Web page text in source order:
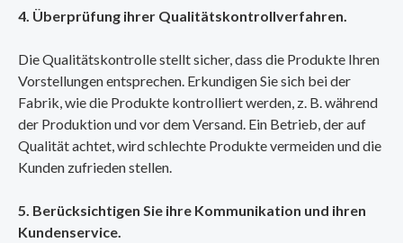
4. Überprüfung ihrer Qualitätskontrollverfahren.
Die Qualitätskontrolle stellt sicher, dass die Produkte Ihren
Vorstellungen entsprechen. Erkundigen Sie sich bei der
Fabrik, wie die Produkte kontrolliert werden, z. B. während
der Produktion und vor dem Versand. Ein Betrieb, der auf
Qualität achtet, wird schlechte Produkte vermeiden und die
Kunden zufrieden stellen.
5. Berücksichtigen Sie ihre Kommunikation und ihren
Kundenservice.